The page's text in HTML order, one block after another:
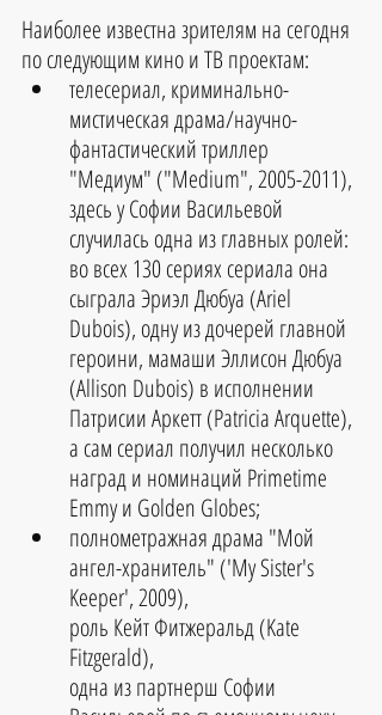
Наиболее известна зрителям на сегодня
по следующим кино и ТВ проектам:
телесериал, криминально-
мистическая драма/научно-
фантастический триллер
"Медиум" ("Medium", 2005-2011),
здесь у Софии Васильевой
случилась одна из главных ролей:
во всех 130 сериях сериала она
сыграла Эриэл Дюбуа (Ariel
Dubois), одну из дочерей главной
героини, мамаши Эллисон Дюбуа
(Allison Dubois) в исполнении
Патрисии Аркетт (Patricia Arquette),
а сам сериал получил несколько
наград и номинаций Primetime
Emmy и Golden Globes;
полнометражная драма "Мой
ангел-хранитель" ('My Sister's
Keeper', 2009),
роль Кейт Фитжеральд (Kate
Fitzgerald),
одна из партнерш Софии